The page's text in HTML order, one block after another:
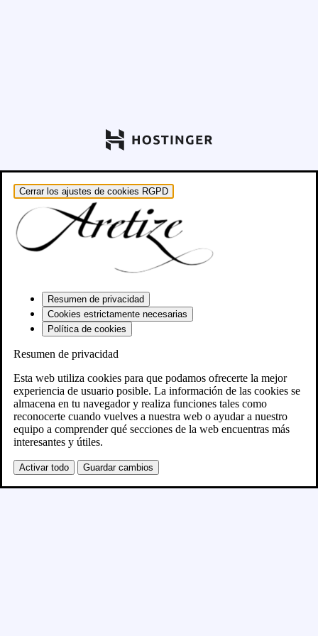
Próximamente
Se está creando el nuevo sitio WordPress y se
publicará en breve
Cerrar los ajustes de cookies RGPD
Resumen de privacidad
Cookies estrictamente necesarias
Política de cookies
Resumen de privacidad
Esta web utiliza cookies para que podamos ofrecerte la mejor
experiencia de usuario posible. La información de las cookies se
almacena en tu navegador y realiza funciones tales como
reconocerte cuando vuelves a nuestra web o ayudar a nuestro
equipo a comprender qué secciones de la web encuentras más
interesantes y útiles.
Activar todo Guardar cambios